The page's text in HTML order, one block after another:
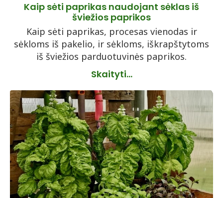
Kaip sėti paprikas naudojant sėklas iš
šviežios paprikos
Kaip sėti paprikas, procesas vienodas ir
sėkloms iš pakelio, ir sėkloms, iškrapštytoms
iš šviežios parduotuvinės paprikos.
Skaityti...